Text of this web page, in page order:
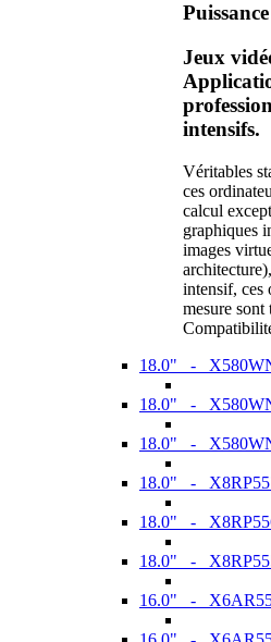
Jeux
intensifs.
Véritables
ces
calcul
graphiques
images
intensif, ces
mesure sont
18.0" -
18.0" -
18.0" -
18.0" -
18.0" -
18.0" -
16.0" -